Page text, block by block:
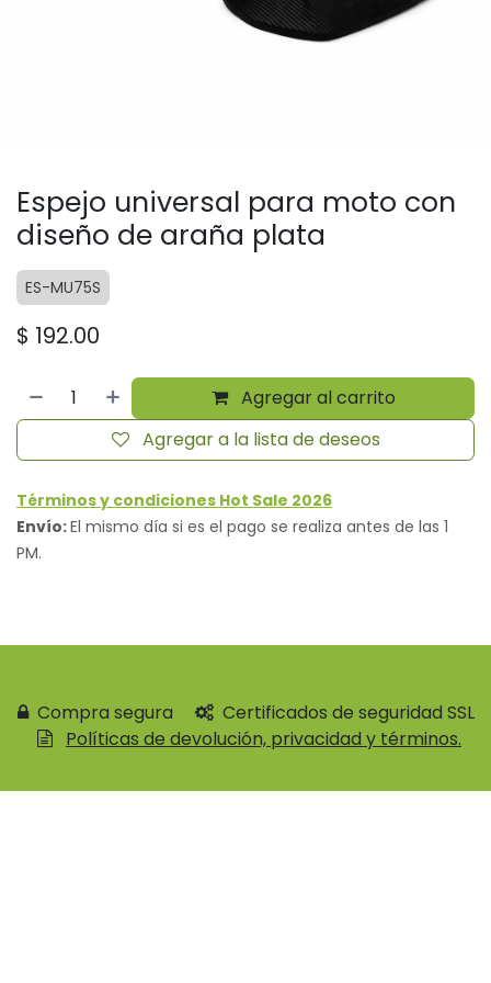
Espejo universal para moto con
diseño de araña plata
ES-MU75S
$ 192.00
Agregar al carrito
Agregar a la lista de deseos
Términos y condiciones Hot Sale 2026
Envío:El mismo día si es el pago se realiza antes de las 1
PM.
Compra segura
Certificados de seguridad SSL
Políticas de devolución, privacidad y términos.